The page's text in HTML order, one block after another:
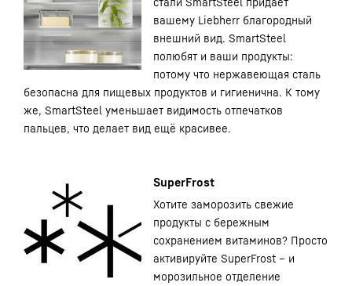
вашему Liebherr благородный
внешний вид. SmartSteel
полюбят и ваши продукты:
потому что нержавеющая сталь
безопасна для пищевых продуктов и гигиенична. К тому
же, SmartSteel уменьшает видимость отпечатков
пальцев, что делает вид ещё красивее.
SuperFrost
Хотите заморозить свежие
продукты с бережным
сохранением витаминов? Просто
активируйте SuperFrost – и
морозильное отделение